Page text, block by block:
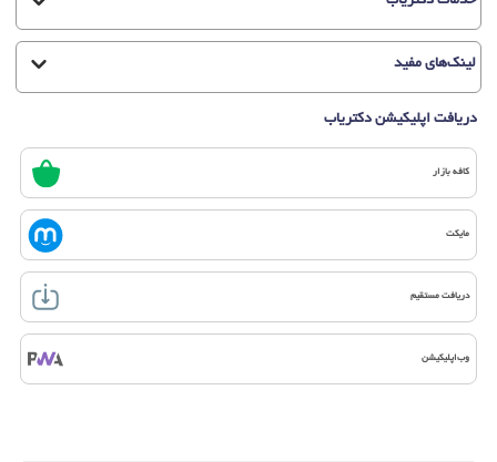
لینک‌های مفید
دریافت اپلیکیشن دکتریاب
کافه بازار
مایکت
دریافت مستقیم
وب‌اپلیکیشن